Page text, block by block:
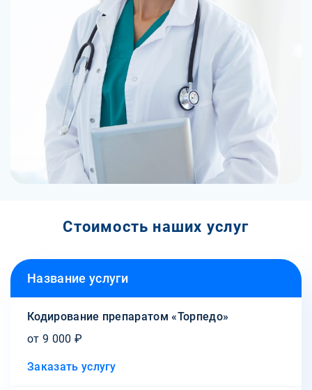
Стоимость наших услуг
Название услуги
Кодирование препаратом «Торпедо»
от 9 000 ₽
Заказать услугу